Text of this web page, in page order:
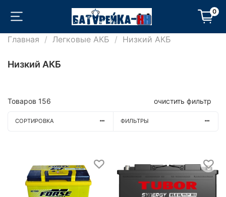
0
Главная Легковые АКБ Низкий АКБ
Низкий АКБ
Товаров 156 очистить фильтр
СОРТИРОВКА ФИЛЬТРЫ